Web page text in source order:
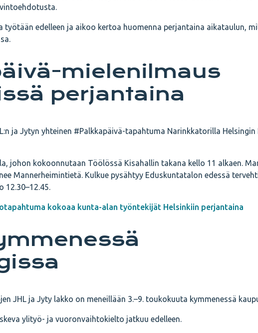
työtään edelleen ja aikoo kertoa huomenna perjantaina aikataulun,
mielenilmaus
perjantaina
ja Jytyn yhteinen #Palkkapäivä-tapahtuma Narinkkatorilla Helsingin
johon kokoonnutaan Töölössä Kisahallin takana kello 11 alkaen.
Mannerheimintietä. Kulkue pysähtyy Eduskuntatalon edessä
12.30–12.45.
kokoaa kunta-alan työntekijät Helsinkiin perjantaina
JHL ja Jyty lakko on meneillään 3.–9. toukokuuta kymmenessä
ylityö- ja vuoronvaihtokielto jatkuu edelleen.